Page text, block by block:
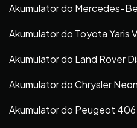
Akumulator do Mercedes-
Akumulator do Toyota Yaris
Akumulator do Land Rover
Akumulator do Chrysler
Akumulator do Peugeot